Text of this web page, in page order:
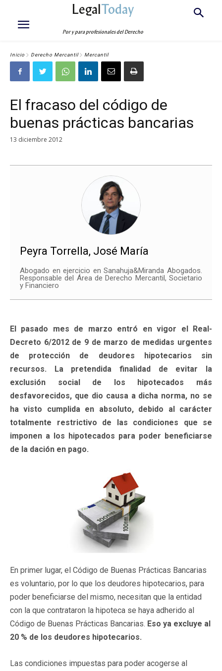
LegalToday
Por y para profesionales del Derecho
Inicio Derecho Mercantil Mercantil
El fracaso del código de
buenas prácticas bancarias
13 diciembre 2012
Peyra Torrella, José María
Abogado en ejercicio en Sanahuja&Miranda Abogados.
Responsable del Área de Derecho Mercantil, Societario
y Financiero
El pasado mes de marzo entró en vigor el Real-
Decreto 6/2012 de 9 de marzo de medidas urgentes
de protección de deudores hipotecarios sin
recursos. La pretendida finalidad de evitar la
exclusión social de los hipotecados más
desfavorecidos, que dio causa a dicha norma, no se
ha visto cumplida en absoluto, debido al carácter
totalmente restrictivo de las condiciones que se
imponen a los hipotecados para poder beneficiarse
de la dación en pago.
En primer lugar, el Código de Buenas Prácticas Bancarias
es voluntario, por lo que los deudores hipotecarios, para
poder beneficiarse del mismo, necesitan que la entidad
con la que contrataron la hipoteca se haya adherido al
Código de Buenas Prácticas Bancarias. Eso ya excluye al
20 % de los deudores hipotecarios.
Las condiciones impuestas para poder acogerse al